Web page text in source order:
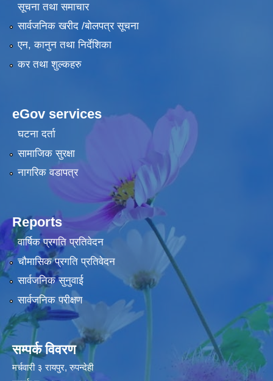
सूचना तथा समाचार
सार्वजनिक खरीद /बोलपत्र सूचना
एन, कानुन तथा निर्देशिका
कर तथा शुल्कहरु
eGov services
घटना दर्ता
सामाजिक सुरक्षा
नागरिक वडापत्र
Reports
वार्षिक प्रगति प्रतिवेदन
चौमासिक प्रगति प्रतिवेदन
सार्वजनिक सुनुवाई
सार्वजनिक परीक्षण
सम्पर्क विवरण
मर्चवारी ३ रायपुर, रुपन्देही